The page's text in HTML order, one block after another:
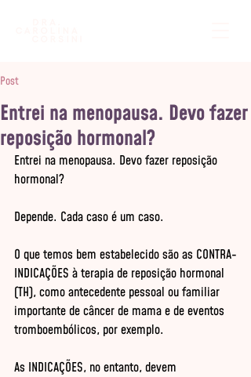
Post
Entrei na menopausa. Devo fazer
reposição hormonal?
Entrei na menopausa. Devo fazer reposição
hormonal?
Depende. Cada caso é um caso.
O que temos bem estabelecido são as CONTRA-
INDICAÇÕES à terapia de reposição hormonal
(TH), como antecedente pessoal ou familiar
importante de câncer de mama e de eventos
tromboembólicos, por exemplo.
As INDICAÇÕES, no entanto, devem